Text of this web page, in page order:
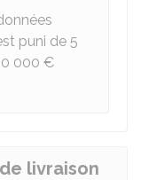
puni de 5
000 €
livraison